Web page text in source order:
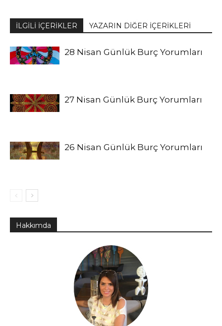
İLGİLİ İÇERİKLER YAZARIN DİĞER İÇERİKLERİ
28 Nisan Günlük Burç Yorumları
27 Nisan Günlük Burç Yorumları
26 Nisan Günlük Burç Yorumları
Hakkımda